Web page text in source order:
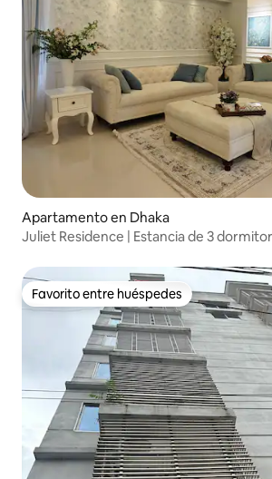
Apartamento en Dhaka
Juliet Residence | Estancia de 3
Favorito entre huéspedes
Favorito entre huéspedes